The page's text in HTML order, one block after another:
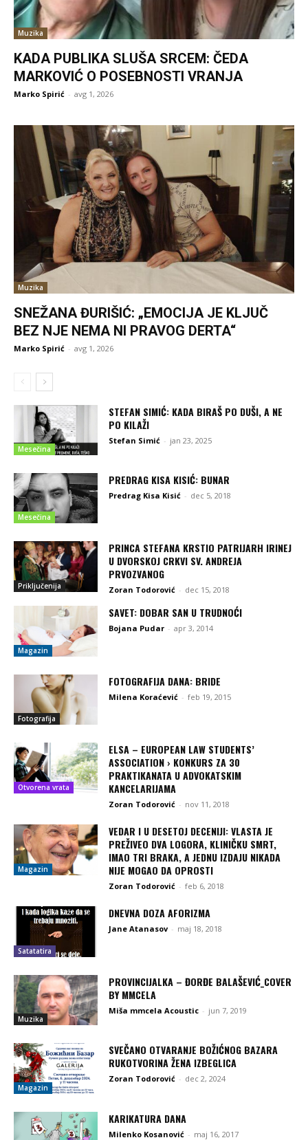
Muzika
KADA PUBLIKA SLUŠA SRCEM: ČEDA
MARKOVIĆ O POSEBNOSTI VRANJA
Marko Spirić - avg 1, 2026
Muzika
SNEŽANA ĐURIŠIĆ: „EMOCIJA JE KLJUČ
BEZ NJE NEMA NI PRAVOG DERTA“
Marko Spirić - avg 1, 2026
Mesečina
STEFAN SIMIĆ: KADA BIRAŠ PO DUŠI, A NE
PO KILAŽI
Stefan Simić - jan 23, 2025
Mesečina
PREDRAG KISA KISIĆ: BUNAR
Predrag Kisa Kisić - dec 5, 2018
Priključenija
PRINCA STEFANA KRSTIO PATRIJARH IRINEJ
U DVORSKOJ CRKVI SV. ANDREJA
PRVOZVANOG
Zoran Todorović - dec 15, 2018
Magazin
SAVET: DOBAR SAN U TRUDNOĆI
Bojana Pudar - apr 3, 2014
Fotografija
FOTOGRAFIJA DANA: BRIDE
Milena Koraćević - feb 19, 2015
Otvorena vrata
ELSA – EUROPEAN LAW STUDENTS’
ASSOCIATION › KONKURS ZA 30
PRAKTIKANATA U ADVOKATSKIM
KANCELARIJAMA
Zoran Todorović - nov 11, 2018
Magazin
VEDAR I U DESETOJ DECENIJI: VLASTA JE
PREŽIVEO DVA LOGORA, KLINIČKU SMRT,
IMAO TRI BRAKA, A JEDNU IZDAJU NIKADA
NIJE MOGAO DA OPROSTI
Zoran Todorović - feb 6, 2018
Satatatira
DNEVNA DOZA AFORIZMA
Jane Atanasov - maj 18, 2018
Muzika
PROVINCIJALKA – ĐORĐE BALAŠEVIĆ_COVER
BY MMCELA
Miša mmcela Acoustic - jun 7, 2019
Magazin
SVEČANO OTVARANJE BOŽIĆNOG BAZARA
RUKOTVORINA ŽENA IZBEGLICA
Zoran Todorović - dec 2, 2024
KARIKATURA DANA
Milenko Kosanović - maj 16, 2017